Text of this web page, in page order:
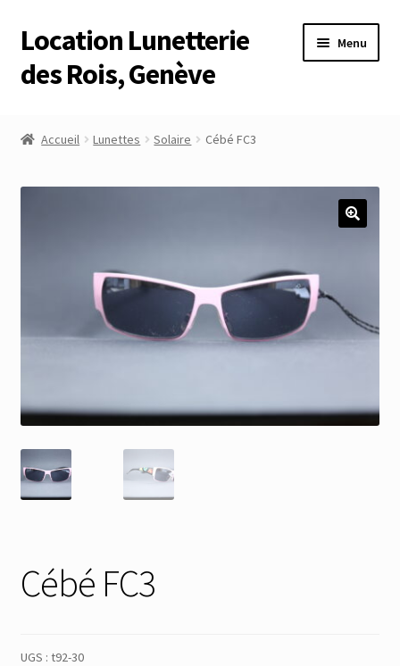
Aller
à
la
Aller
au
contenu
Location Lunetterie
des Rois, Genève
Menu
Membres
Mon Compte
Réinitialisation du mot de passe
Accueil Lunettes Solaire Cébé FC3
Cébé FC3
UGS : t92-30